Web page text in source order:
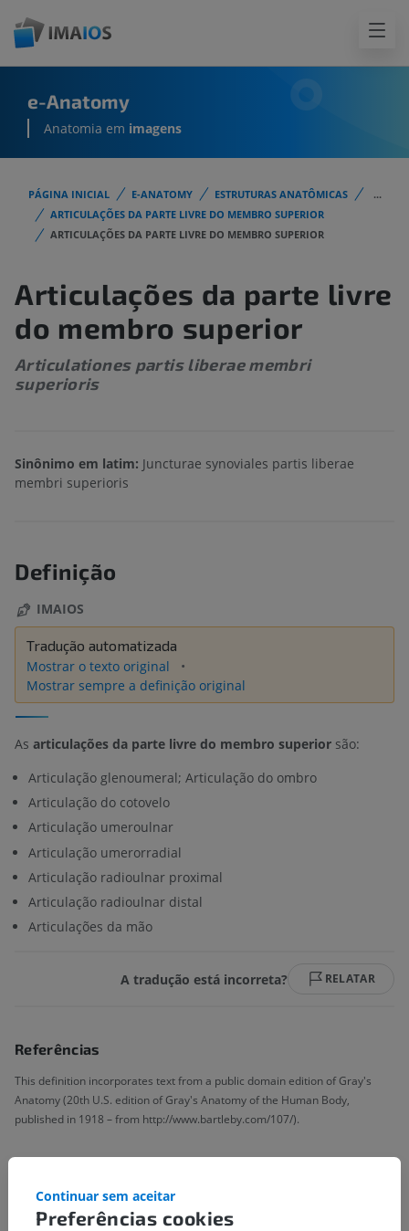
e-Anatomy
Anatomia em imagens
PÁGINA INICIAL E-ANATOMY ESTRUTURAS ANATÔMICAS
...
ARTICULAÇÕES DA PARTE LIVRE DO MEMBRO SUPERIOR
ARTICULAÇÕES DA PARTE LIVRE DO MEMBRO SUPERIOR
Articulações da parte livre
do membro superior
Articulationes partis liberae membri
superioris
Sinônimo em latim: Juncturae synoviales partis liberae
membri superioris
Definição
IMAIOS
Tradução automatizada
Mostrar o texto original
Mostrar sempre a definição original
As articulações da parte livre do membro superior são:
Articulação glenoumeral; Articulação do ombro
Articulação do cotovelo
Articulação umeroulnar
Articulação umerorradial
Articulação radioulnar proximal
Articulação radioulnar distal
Articulações da mão
A tradução está incorreta? RELATAR
Referências
This definition incorporates text from a public domain edition of Gray's
Anatomy (20th U.S. edition of Gray's Anatomy of the Human Body,
published in 1918 – from http://www.bartleby.com/107/).
Hierarquia anatômica
Preferências cookies
Continuar sem aceitar